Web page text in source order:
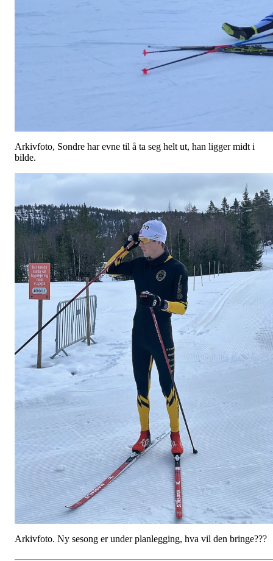
Arkivfoto, Sondre har evne til å ta seg helt ut, han ligger midt i
bilde.
Arkivfoto. Ny sesong er under planlegging, hva vil den bringe???